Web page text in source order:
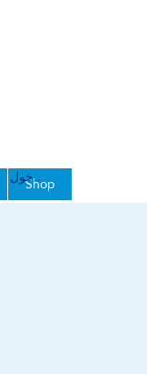
Shop
تسجيل الدخول